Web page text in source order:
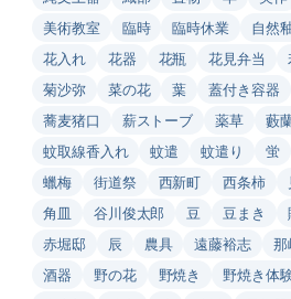
美術教室
臨時 臨時休業 自然
花入れ
花器 花瓶 花見弁当
菊沙弥
菜の花 葉 蓋付き容器
蕎麦猪口
薪ストーブ 薬草 藪
蚊取線香入れ
蚊遣 蚊遣り 蛍
蠟梅
街道祭 西新町 西条柿
角皿
谷川俊太郎 豆 豆まき
赤堀邸
辰 農具 遠藤裕志 那
酒器
野の花 野焼き 野焼き体